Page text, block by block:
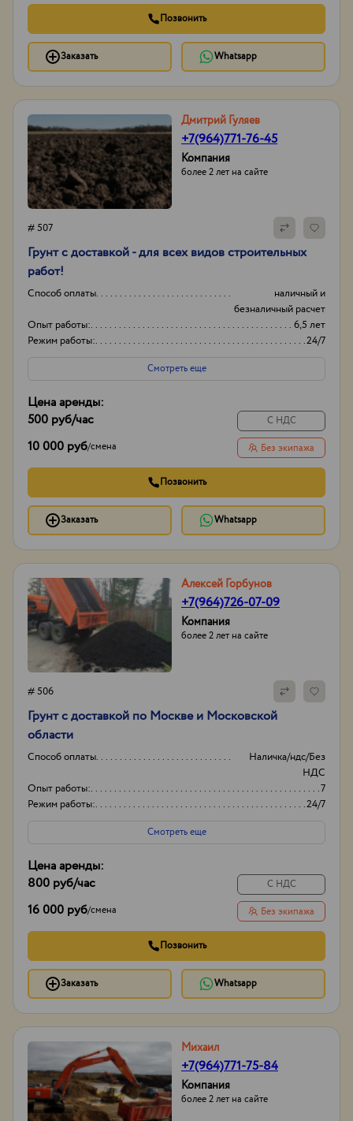
Позвонить
Заказать Whatsapp
Дмитрий Гуляев
+7(964)771-76-45
Компания
более 2 лет на сайте
# 507
Грунт с доставкой - для всех видов строительных
работ!
Способ оплаты
наличный и
безналичный расчет
Опыт работы:
6,5 лет
Режим работы:
24/7
Смотреть еще
Цена аренды:
500 руб/час
10 000 руб/смена
С НДС
Без экипажа
Позвонить
Заказать Whatsapp
Алексей Горбунов
+7(964)726-07-09
Компания
более 2 лет на сайте
# 506
​Грунт с доставкой по Москве и Московской
области
Способ оплаты
Наличка/ндс/Без
НДС
Опыт работы:
7
Режим работы:
24/7
Смотреть еще
Цена аренды:
800 руб/час
16 000 руб/смена
С НДС
Без экипажа
Позвонить
Заказать Whatsapp
Михаил
+7(964)771-75-84
Компания
более 2 лет на сайте